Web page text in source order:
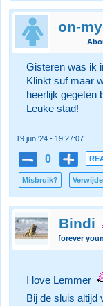
on-
Gisteren was ik
Klinkt suf maar
heerlijk gegeten
Leuke stad!
19 jun '24 - 19:27:07
0
Misbruik?
Bindi
forever
I love Lemmer
Bij de sluis altijd